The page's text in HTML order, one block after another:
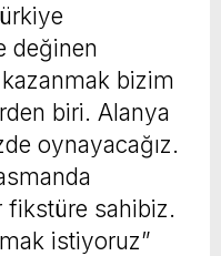
değinen
kazanmak bizim
biri. Alanya
oynayacağız.
fikstüre sahibiz.
istiyoruz”